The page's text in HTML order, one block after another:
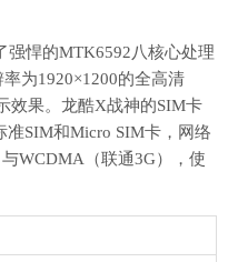
强悍的MTK6592八核心处理
为1920×1200的全高清
效果。龙酷X战神的SIM卡
SIM和Micro SIM卡，网络
WCDMA（联通3G），使